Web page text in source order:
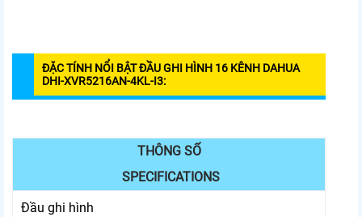
ĐẶC TÍNH NỔI BẬT ĐẦU GHI HÌNH 16 KÊNH DAHUA
DHI-XVR5216AN-4KL-I3:
THÔNG SỐ
SPECIFICATIONS
Đầu ghi hình